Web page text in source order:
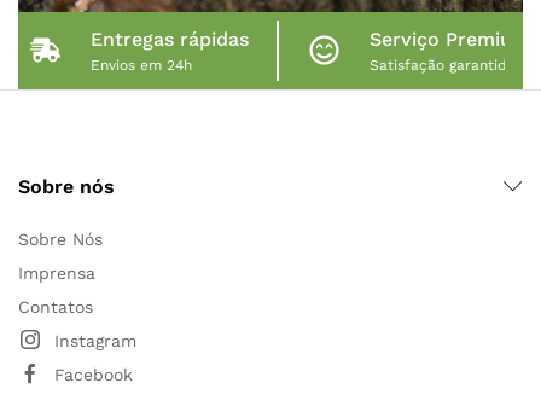
Entregas rápidas
Envios em 24h
Serviço Premium
Satisfação garantida
Sobre nós
Sobre Nós
Imprensa
Contatos
Instagram
Facebook